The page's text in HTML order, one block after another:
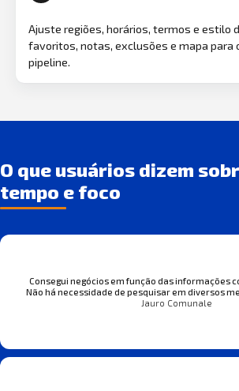
Ajuste regiões, horários, termos e estilo
favoritos, notas, exclusões e mapa para
pipeline.
O que usuários dizem
tempo e foco
Consegui negócios em função das informações
Não há necessidade de pesquisar em diversos
Jauro Comunale